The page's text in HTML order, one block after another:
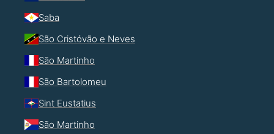
Saba
São Cristóvão e Neves
São Martinho
São Bartolomeu
Sint Eustatius
São Martinho